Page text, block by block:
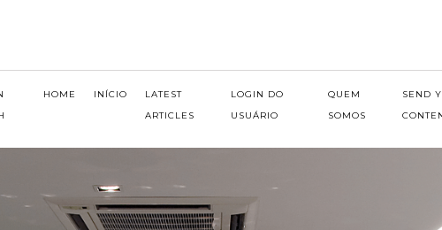
HOME INÍCIO
LATEST
ARTICLES
LOGIN DO
USUÁRIO
QUEM
SOMOS
SEND